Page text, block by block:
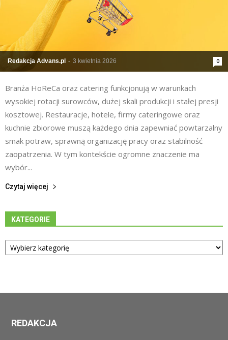
Redakcja Advans.pl - 3 kwietnia 2026 0
Branża HoReCa oraz catering funkcjonują w warunkach
wysokiej rotacji surowców, dużej skali produkcji i stałej presji
kosztowej. Restauracje, hotele, firmy cateringowe oraz
kuchnie zbiorowe muszą każdego dnia zapewniać powtarzalny
smak potraw, sprawną organizację pracy oraz stabilność
zaopatrzenia. W tym kontekście ogromne znaczenie ma
wybór...
Czytaj więcej
KATEGORIE
Kategorie
REDAKCJA